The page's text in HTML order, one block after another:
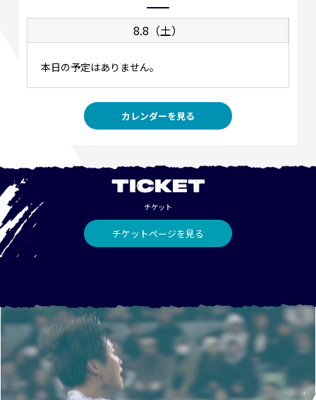
8.8（土）
本日の予定はありません。
カレンダーを見る
TICKET
チケット
チケットページを見る